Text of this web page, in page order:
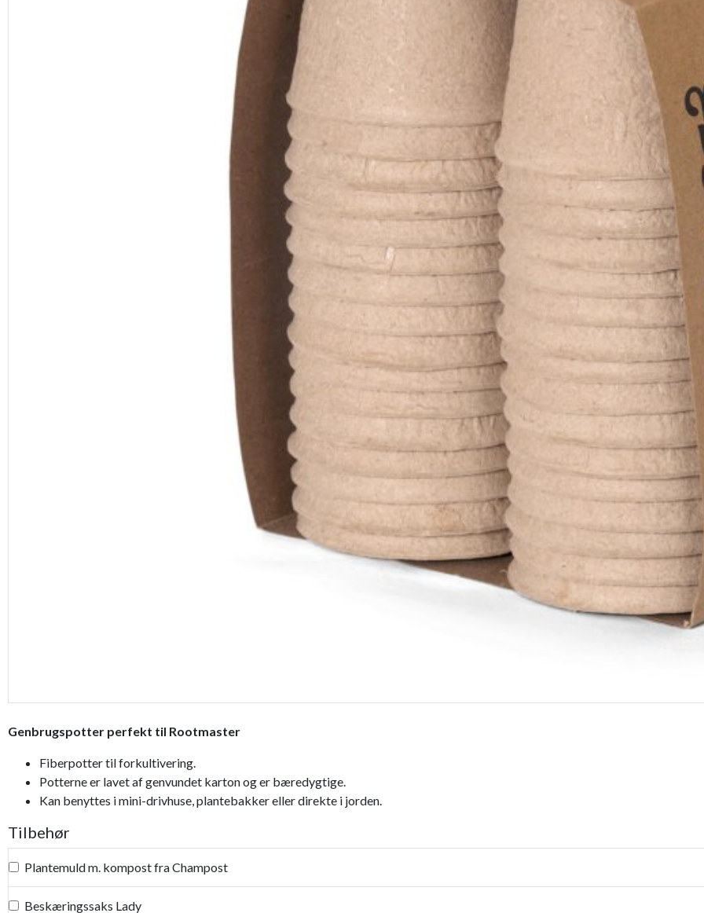
Genbrugspotter perfekt til Rootmaster
Fiberpotter til forkultivering.
Potterne er lavet af genvundet karton og er bæredygtige.
Kan benyttes i mini-drivhuse, plantebakker eller direkte i jorden.
Tilbehør
Plantemuld m. kompost fra Champost
Beskæringssaks Lady